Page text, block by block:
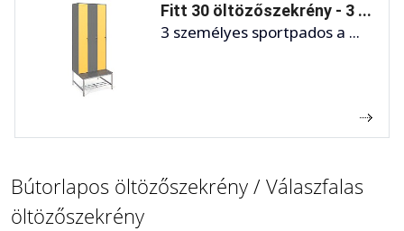
Fitt 30 öltözőszekrény - 3 ...
3 személyes sportpados a ...
Bútorlapos öltözőszekrény / Válaszfalas
öltözőszekrény